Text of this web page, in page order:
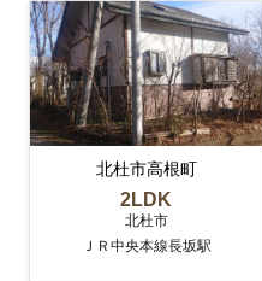
北杜市高根町
2LDK
北杜市
ＪＲ中央本線長坂駅